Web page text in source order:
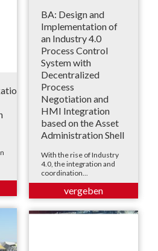
BA: Design and
Implementation of
an Industry 4.0
Process Control
System with
Decentralized
Process
Negotiation and
HMI Integration
based on the Asset
Administration Shell
With the rise of Industry
4.0, the integration and
coordination...